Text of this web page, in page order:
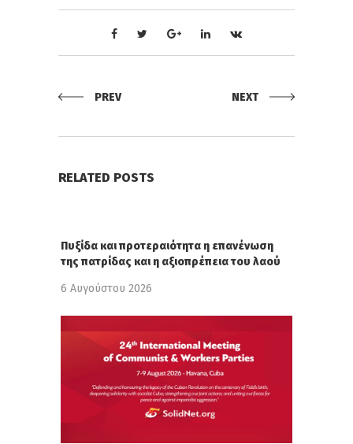
PREV NEXT
RELATED POSTS
Πυξίδα και προτεραιότητα η επανένωση
της πατρίδας και η αξιοπρέπεια του λαού
6 Αυγούστου 2026